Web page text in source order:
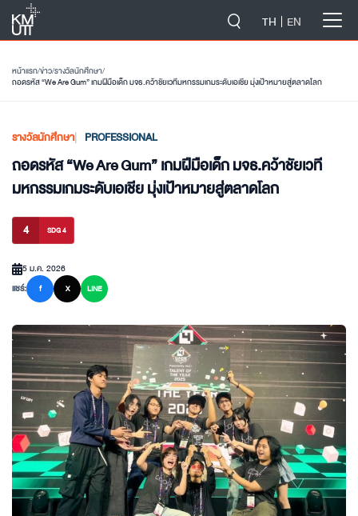
TH EN
หน้าแรก/ข่าว/รางวัลนักศึกษา/
ถอดรหัส “We Are Gum” เกมฝีมือเด็ก มจธ.คว้าชัยเวทีมหกรรมเกมระดับเอเชีย มุ่งเป้าหมายสู่ตลาดโลก
รางวัลนักศึกษา PROFESSIONAL
ถอดรหัส “We Are Gum” เกมฝีมือเด็ก มจธ.คว้าชัยเวที
มหกรรมเกมระดับเอเชีย มุ่งเป้าหมายสู่ตลาดโลก
4 SDG 4
5 ม.ค. 2026
แชร์:
f X LINE